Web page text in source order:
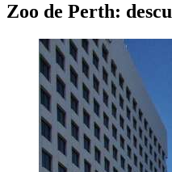
Zoo de Perth: